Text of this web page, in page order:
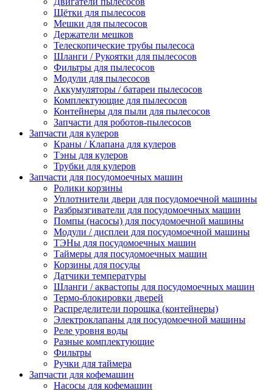
Щётки для пылесосов
Мешки для пылесосов
Держатели мешков
Телескопические трубы пылесоса
Шланги / Рукоятки для пылесосов
Фильтры для пылесосов
Модули для пылесосов
Аккумуляторы / батареи пылесосов
Комплектующие для пылесосов
Контейнеры для пыли для пылесосов
Запчасти для роботов-пылесосов
Запчасти для кулеров
Краны / Клапана для кулеров
Тэны для кулеров
Трубки для кулеров
Запчасти для посудомоечных машин
Ролики корзины
Уплотнители двери для посудомоечной машины
Разбрызгиватели для посудомоечных машин
Помпы (насосы) для посудомоечной машины
Модули / дисплеи для посудомоечной машины
ТЭНы для посудомоечных машин
Таймеры для посудомоечных машин
Корзины для посуды
Датчики температуры
Шланги / аквастопы для посудомоечных машин
Термо-блокировки дверей
Распределители порошка (контейнеры)
Электроклапаны для посудомоечной машины
Реле уровня воды
Разные комплектующие
Фильтры
Ручки для таймера
Запчасти для кофемашин
Насосы для кофемашин